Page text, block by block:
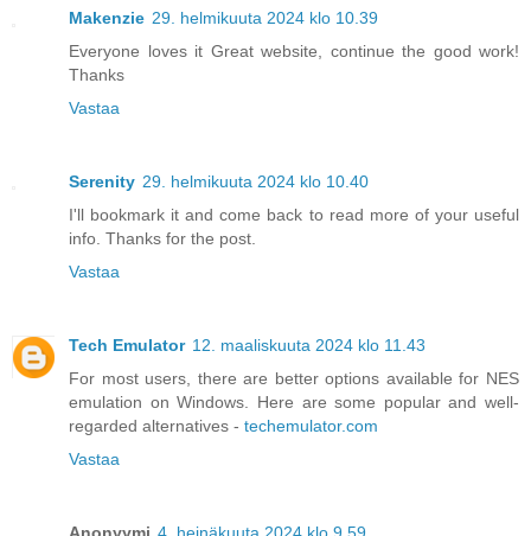
Makenzie 29. helmikuuta 2024 klo 10.39
Everyone loves it Great website, continue the good work!
Thanks
Vastaa
Serenity 29. helmikuuta 2024 klo 10.40
I'll bookmark it and come back to read more of your useful
info. Thanks for the post.
Vastaa
Tech Emulator 12. maaliskuuta 2024 klo 11.43
For most users, there are better options available for NES
emulation on Windows. Here are some popular and well-
regarded alternatives - techemulator.com
Vastaa
Anonyymi 4. heinäkuuta 2024 klo 9.59